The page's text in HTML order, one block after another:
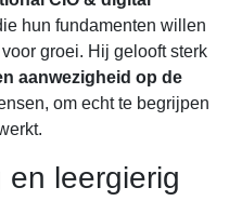
hun fundamenten willen
groei. Hij gelooft sterk
aanwezigheid op de
om echt te begrijpen
en leergierig